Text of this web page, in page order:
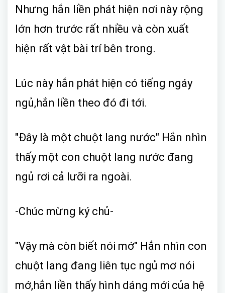
Nhưng hắn liền phát hiện nơi này rộng
lớn hơn trước rất nhiều và còn xuất
hiện rất vật bài trí bên trong.
Lúc này hắn phát hiện có tiếng ngáy
ngủ,hắn liền theo đó đi tới.
"Đây là một chuột lang nước" Hắn nhìn
thấy một con chuột lang nước đang
ngủ rơi cả lưỡi ra ngoài.
-Chúc mừng ký chủ-
"Vậy mà còn biết nói mớ" Hắn nhìn con
chuột lang đang liên tục ngủ mơ nói
mớ,hắn liền thấy hình dáng mới của hệ